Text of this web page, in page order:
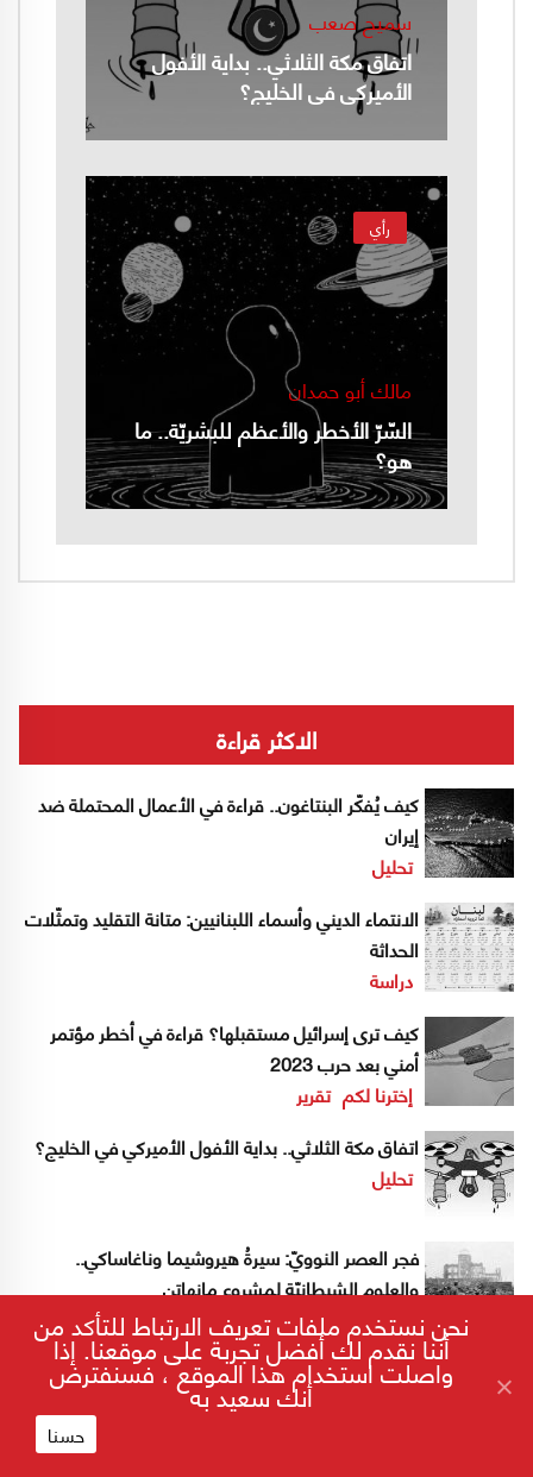
سميح صعب
اتفاق مكة الثلاثي.. بداية الأفول
الأميركي في الخليج؟
رأي
مالك أبو حمدان
السّرّ الأخطر والأعظم للبشريّة.. ما
هو؟
الاكثر قراءة
كيف يُفكّر البنتاغون.. قراءة في الأعمال المحتملة ضد
إيران
تحليل
الانتماء الديني وأسماء اللبنانيين: متانة التقليد وتمثّلات
الحداثة
دراسة
كيف ترى إسرائيل مستقبلها؟ قراءة في أخطر مؤتمر
أمني بعد حرب 2023
إخترنا لكم تقرير
اتفاق مكة الثلاثي.. بداية الأفول الأميركي في الخليج؟
تحليل
فجر العصر النوويّ: سيرةُ هيروشيما وناغاساكي..
والعلوم الشيطانيّة لمشروع مانهاتن
نحن نستخدم ملفات تعريف الارتباط للتأكد من
أننا نقدم لك أفضل تجربة على موقعنا. إذا
واصلت استخدام هذا الموقع ، فسنفترض
أنك سعيد به
حسنا